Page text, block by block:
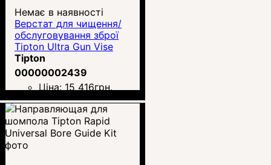
Немає в наявності
Верстат для чищення/
обслуговування зброї
Tipton Ultra Gun Vise
Tipton
00000002439
Ціна: 15 416грн.